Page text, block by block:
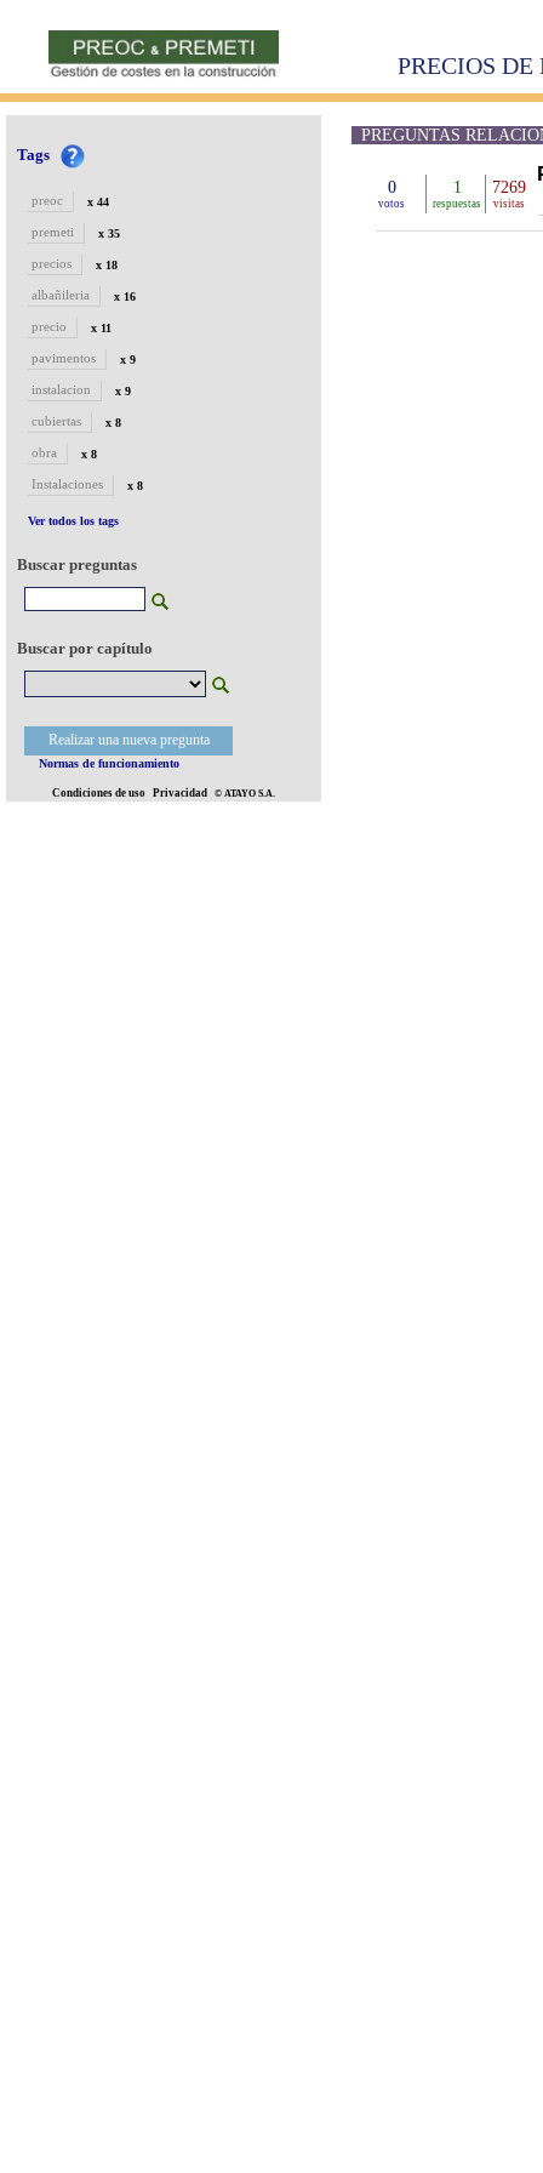
PRECIOS
Tags
preoc x 44
premeti x 35
precios x 18
albañileria x 16
precio x 11
pavimentos x 9
instalacion x 9
cubiertas x 8
obra x 8
Instalaciones x 8
Ver todos los tags
Buscar preguntas
Buscar por capítulo
Realizar una nueva pregunta
Normas de funcionamiento
Condiciones de uso Privacidad © ATAYO S.A.
PREGUNTAS
0
votos
1
respuestas
7269
visitas